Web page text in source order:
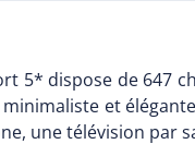
5* dispose de 647
et
une télévision par